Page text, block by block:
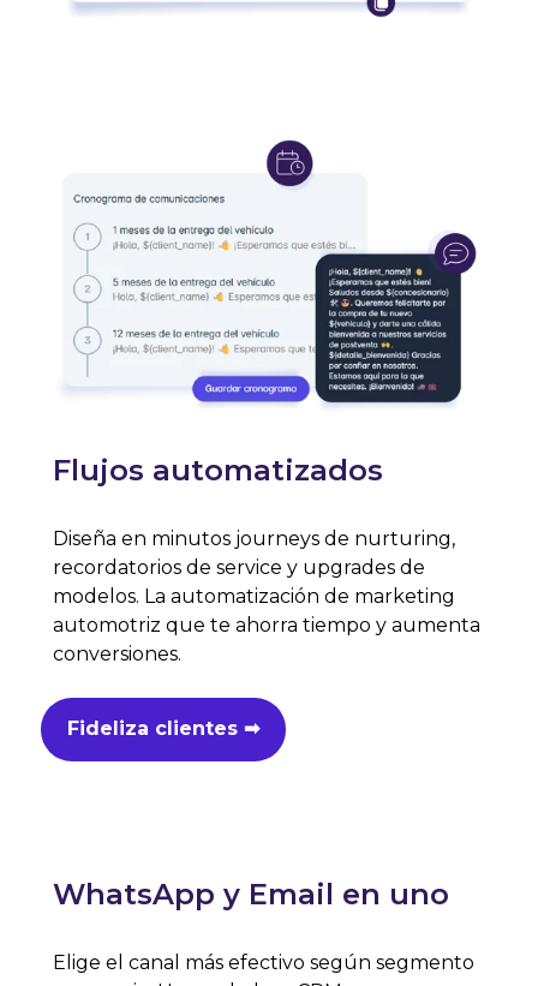
Flujos automatizados
Diseña en minutos journeys de nurturing,
recordatorios de service y upgrades de
modelos. La automatización de marketing
automotriz que te ahorra tiempo y aumenta
conversiones.
Fideliza clientes ➡
WhatsApp y Email en uno
Elige el canal más efectivo según segmento